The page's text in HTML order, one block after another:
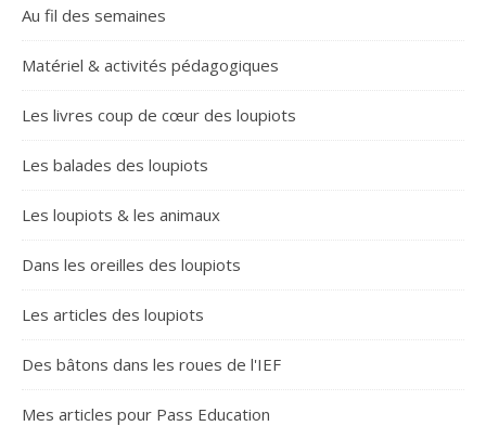
Au fil des semaines
Matériel & activités pédagogiques
Les livres coup de cœur des loupiots
Les balades des loupiots
Les loupiots & les animaux
Dans les oreilles des loupiots
Les articles des loupiots
Des bâtons dans les roues de l'IEF
Mes articles pour Pass Education